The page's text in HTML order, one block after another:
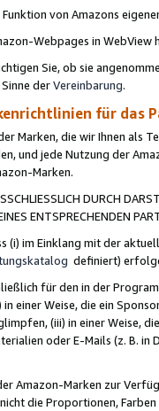
von Amazons
Webpages in WebView
Sie, ob sie
Sinne derVereinbarung.
für das
Marken, die wir Ihnen als
und jede Nutzung der
Marken.
DURCH
ENTSPRECHENDEN
(i) im Einklang mit der
definiert)
für den in der
einer Weise, die ein
(iii) in einer Weise,
oder E-Mails (z. B. in
Amazon-Marken zur
die Proportionen,